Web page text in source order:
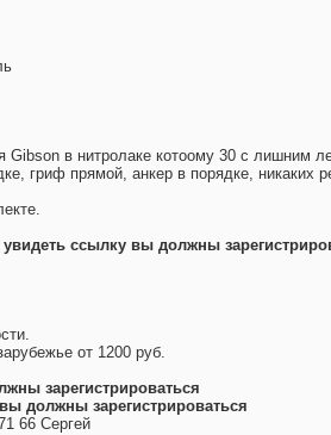
в нитролаке котоому 30 с лишним
гриф прямой, анкер в порядке, никаких
ссылку вы должны
от 1200 руб.
зарегистрироваться
должны зарегистрироваться
66 Сергей